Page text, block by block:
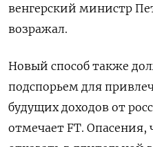
венгерский министр
возражал.
Новый способ также
подспорьем для
будущих доходов от
отмечает FT.